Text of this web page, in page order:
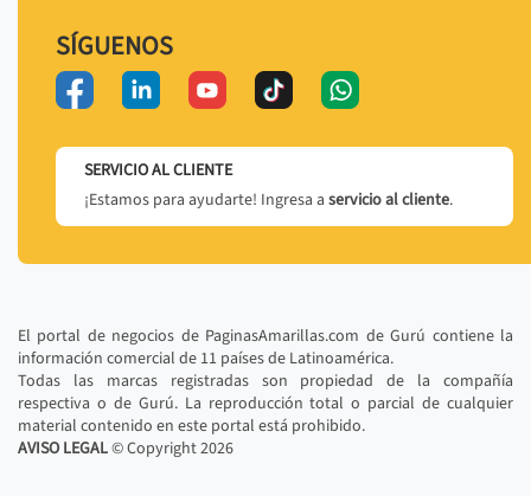
SÍGUENOS
SERVICIO AL CLIENTE
¡Estamos para ayudarte! Ingresa a servicio al cliente.
El portal de negocios de PaginasAmarillas.com de Gurú contiene la
información comercial de 11 países de Latinoamérica.
Todas las marcas registradas son propiedad de la compañía
respectiva o de Gurú. La reproducción total o parcial de cualquier
material contenido en este portal está prohibido.
AVISO LEGAL© Copyright2026